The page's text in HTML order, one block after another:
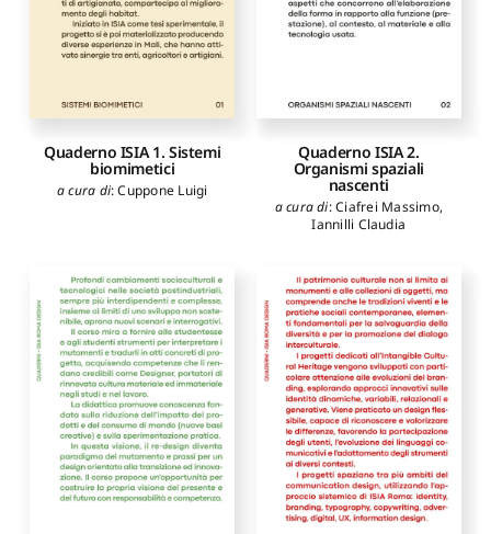
Quaderno ISIA 1. Sistemi
biomimetici
a cura di:Cuppone Luigi
Quaderno ISIA 2.
Organismi spaziali
nascenti
a cura di:Ciafrei Massimo,
Iannilli Claudia